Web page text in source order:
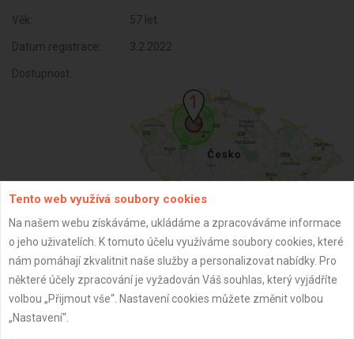
Věk: 57 let
Datum registrace: 3.2.2022
Dostupnost:
ZPĚT
Tento web využívá soubory cookies
Na našem webu získáváme, ukládáme a zpracováváme informace
o jeho uživatelích. K tomuto účelu využíváme soubory cookies, které
nám pomáhají zkvalitnit naše služby a personalizovat nabídky. Pro
některé účely zpracování je vyžadován Váš souhlas, který vyjádříte
volbou „Přijmout vše“. Nastavení cookies můžete změnit volbou
„Nastavení“.